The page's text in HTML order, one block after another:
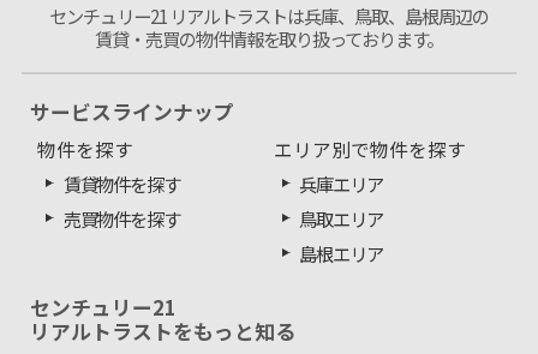
センチュリー21 リアルトラストは兵庫、鳥取、島根周辺の
賃貸・売買の物件情報を取り扱っております。
サービスラインナップ
物件を探す
賃貸物件を探す
売買物件を探す
エリア別で物件を探す
兵庫エリア
鳥取エリア
島根エリア
センチュリー21
リアルトラストをもっと知る